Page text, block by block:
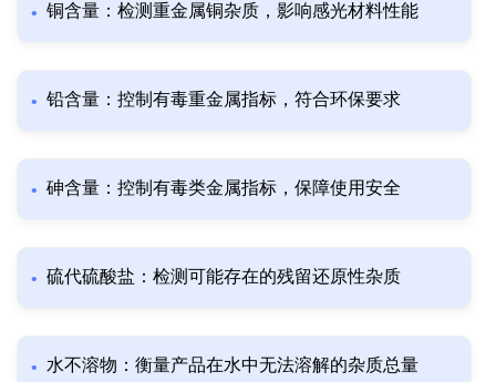
铜含量：检测重金属铜杂质，影响感光材料性能
铅含量：控制有毒重金属指标，符合环保要求
砷含量：控制有毒类金属指标，保障使用安全
硫代硫酸盐：检测可能存在的残留还原性杂质
水不溶物：衡量产品在水中无法溶解的杂质总量